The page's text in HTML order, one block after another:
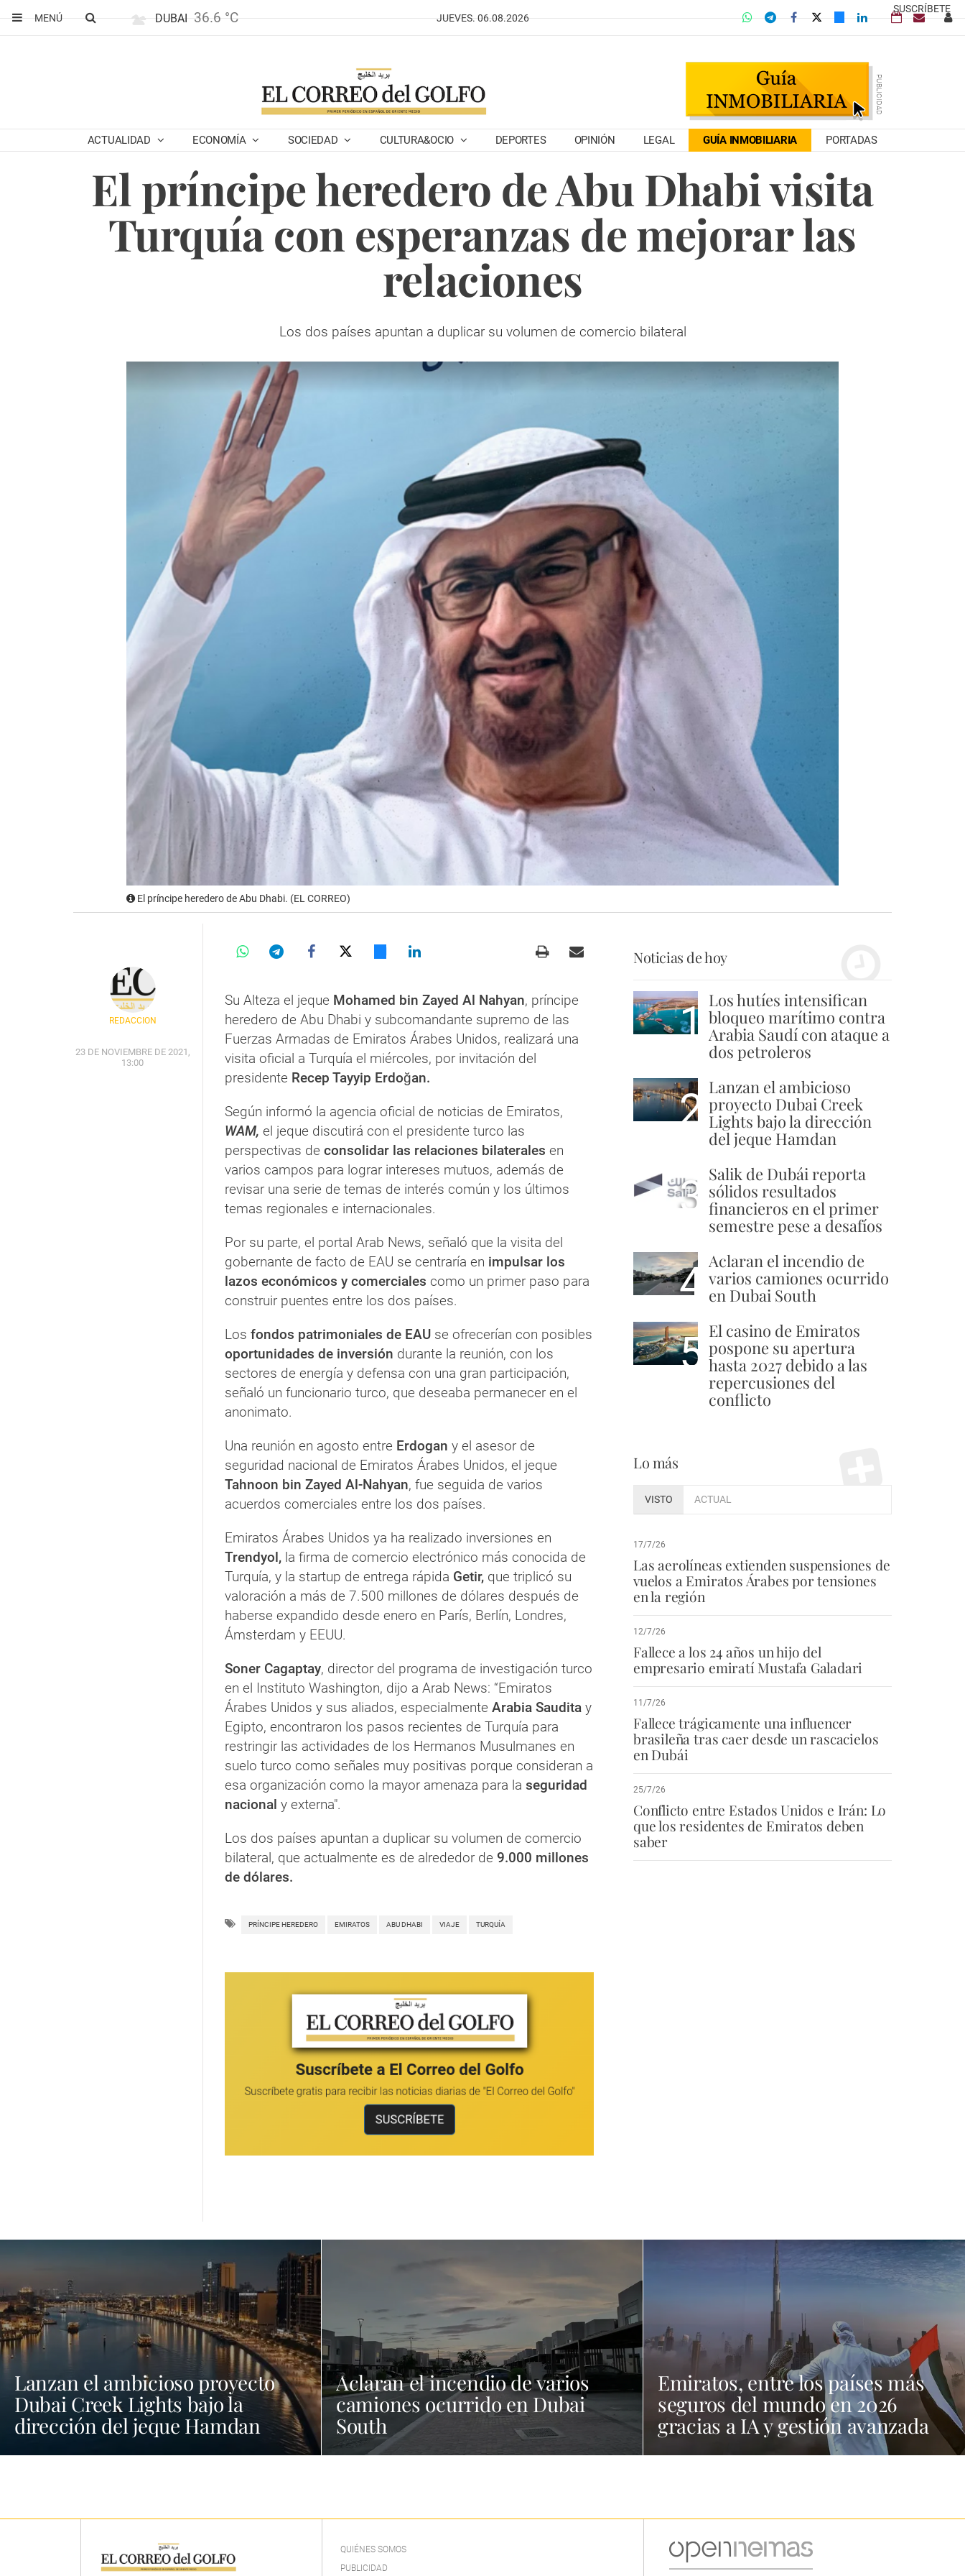
SUSCRÍBETE
MENÚ
DUBAI 36.6 °C JUEVES. 06.08.2026
ACTUALIDAD ECONOMÍA SOCIEDAD CULTURA&OCIO DEPORTES OPINIÓN LEGAL GUÍA INMOBILIARIA PORTADAS
El príncipe heredero de Abu Dhabi visita
Turquía con esperanzas de mejorar las
relaciones
Los dos países apuntan a duplicar su volumen de comercio bilateral
El príncipe heredero de Abu Dhabi. (EL CORREO)
REDACCIÓN
23 DE NOVIEMBRE DE 2021,
13:00
Su Alteza el jeque Mohamed bin Zayed Al Nahyan, príncipe
heredero de Abu Dhabi y subcomandante supremo de las
Fuerzas Armadas de Emiratos Árabes Unidos, realizará una
visita oficial a Turquía el miércoles, por invitación del
presidente Recep Tayyip Erdoğan.
Según informó la agencia oficial de noticias de Emiratos,
WAM, el jeque discutirá con el presidente turco las
perspectivas de consolidar las relaciones bilaterales en
varios campos para lograr intereses mutuos, además de
revisar una serie de temas de interés común y los últimos
temas regionales e internacionales.
Por su parte, el portal Arab News, señaló que la visita del
gobernante de facto de EAU se centraría en impulsar los
lazos económicos y comerciales como un primer paso para
construir puentes entre los dos países.
Los fondos patrimoniales de EAU se ofrecerían con posibles
oportunidades de inversión durante la reunión, con los
sectores de energía y defensa con una gran participación,
señaló un funcionario turco, que deseaba permanecer en el
anonimato.
Una reunión en agosto entre Erdogan y el asesor de
seguridad nacional de Emiratos Árabes Unidos, el jeque
Tahnoon bin Zayed Al-Nahyan, fue seguida de varios
acuerdos comerciales entre los dos países.
Emiratos Árabes Unidos ya ha realizado inversiones en
Trendyol, la firma de comercio electrónico más conocida de
Turquía, y la startup de entrega rápida Getir, que triplicó su
valoración a más de 7.500 millones de dólares después de
haberse expandido desde enero en París, Berlín, Londres,
Ámsterdam y EEUU.
Soner Cagaptay, director del programa de investigación turco
en el Instituto Washington, dijo a Arab News: “Emiratos
Árabes Unidos y sus aliados, especialmente Arabia Saudita y
Egipto, encontraron los pasos recientes de Turquía para
restringir las actividades de los Hermanos Musulmanes en
suelo turco como señales muy positivas porque consideran a
esa organización como la mayor amenaza para la seguridad
nacional y externa".
Los dos países apuntan a duplicar su volumen de comercio
bilateral, que actualmente es de alrededor de 9.000 millones
de dólares.
PRÍNCIPE HEREDERO EMIRATOS ABU DHABI VIAJE TURQUÍA
Noticias de hoy
1 Los hutíes intensifican
bloqueo marítimo contra
Arabia Saudí con ataque a
dos petroleros
2 Lanzan el ambicioso
proyecto Dubai Creek
Lights bajo la dirección
del jeque Hamdan
3 Salik de Dubái reporta
sólidos resultados
financieros en el primer
semestre pese a desafíos
4 Aclaran el incendio de
varios camiones ocurrido
en Dubai South
5 El casino de Emiratos
pospone su apertura
hasta 2027 debido a las
repercusiones del
conflicto
Lo más
VISTO ACTUAL
17/7/26
Las aerolíneas extienden suspensiones de
vuelos a Emiratos Árabes por tensiones
en la región
12/7/26
Fallece a los 24 años un hijo del
empresario emiratí Mustafa Galadari
11/7/26
Fallece trágicamente una influencer
brasileña tras caer desde un rascacielos
en Dubái
25/7/26
Conflicto entre Estados Unidos e Irán: Lo
que los residentes de Emiratos deben
saber
Lanzan el ambicioso proyecto
Dubai Creek Lights bajo la
dirección del jeque Hamdan
Aclaran el incendio de varios
camiones ocurrido en Dubai
South
Emiratos, entre los países más
seguros del mundo en 2026
gracias a IA y gestión avanzada
de riesgos
QUIÉNES SOMOS
PUBLICIDAD